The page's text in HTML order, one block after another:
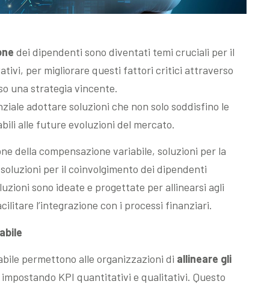
dei dipendenti sono diventati temi cruciali per il
per migliorare questi fattori critici attraverso
una strategia vincente.
adottare soluzioni che non solo soddisfino le
alle future evoluzioni del mercato.
della compensazione variabile, soluzioni per la
per il coinvolgimento dei dipendenti
sono ideate e progettate per allinearsi agli
l’integrazione con i processi finanziari.
permettono alle organizzazioni di allineare gli
impostando KPI quantitativi e qualitativi. Questo